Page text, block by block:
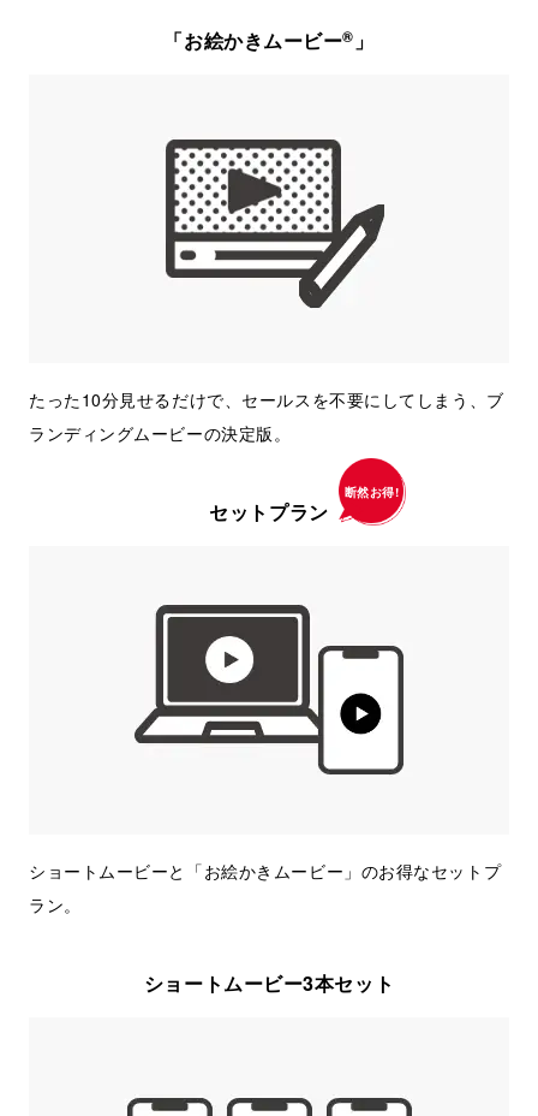
「お絵かきムービー® 」
たった10分見せるだけで、セールスを不要にしてしまう、ブ
ランディングムービーの決定版。
セットプラン
断然お得!
ショートムービーと「お絵かきムービー」のお得なセットプ
ラン。
ショートムービー3本セット